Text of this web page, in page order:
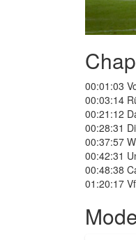
00:01:03
00:03:14
00:21:12
00:28:31
00:37:57
00:42:31
00:48:38
01:20:17